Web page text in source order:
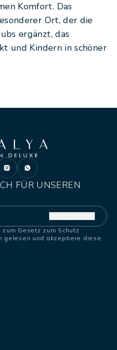
Komfort. Das
Ort, der die
ergänzt, das
und Kindern in schöner
FÜR UNSEREN
Gesetz zum Schutz
gelesen und akzeptiere diese.